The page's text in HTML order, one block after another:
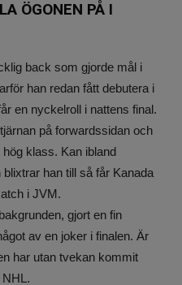
ÖGONEN PÅ I
back som gjorde mål i
han redan fått debutera i
en nyckelroll i nattens final.
på forwardssidan och
klass. Kan ibland
han till så får Kanada
i JVM.
gjort en fin
av en joker i finalen. Är
har utan tvekan kommit